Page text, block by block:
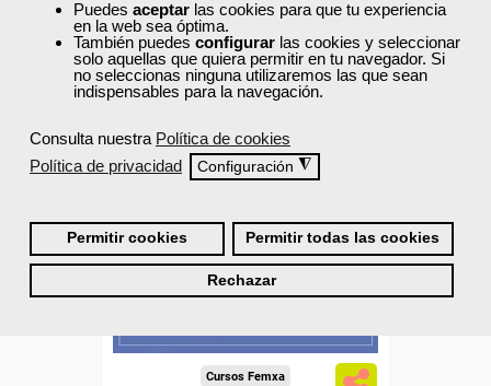
Puedes aceptar las cookies para que tu experiencia
en la web sea óptima.
También puedes configurar las cookies y seleccionar
solo aquellas que quiera permitir en tu navegador. Si
no seleccionas ninguna utilizaremos las que sean
indispensables para la navegación.
Consulta nuestra Política de cookies
Política de privacidad
Configuración ◮
Permitir cookies Permitir todas las cookies
Rechazar
40% DTO.
Descuentos especiales
Sin requisitos de acceso
Diploma
Cursos Femxa